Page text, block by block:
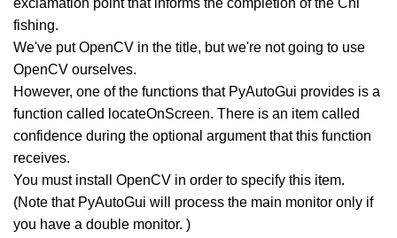
fishing.
We've put OpenCV in the title, but we're not going to use
OpenCV ourselves.
However, one of the functions that PyAutoGui provides is a
function called locateOnScreen. There is an item called
confidence during the optional argument that this function
receives.
You must install OpenCV in order to specify this item.
(Note that PyAutoGui will process the main monitor only if
you have a double monitor. )